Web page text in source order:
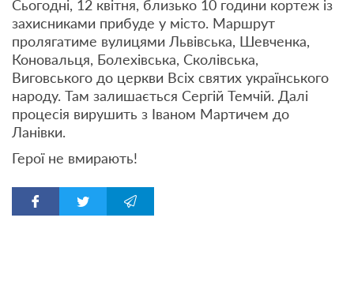
Сьогодні, 12 квітня, близько 10 години кортеж із
захисниками прибуде у місто. Маршрут
пролягатиме вулицями Львівська, Шевченка,
Коновальця, Болехівська, Сколівська,
Виговського до церкви Всіх святих українського
народу. Там залишається Сергій Темчій. Далі
процесія вирушить з Іваном Мартичем до
Ланівки.
Герої не вмирають!